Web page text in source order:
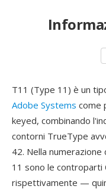
T11 (Type 11) è un
Adobe Systems come
keyed, combinando
contorni TrueType
42. Nella
11 sono le controparti
rispettivamente —